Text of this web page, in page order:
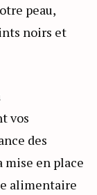
peau,
noirs et
vos
des
mise en place
alimentaire